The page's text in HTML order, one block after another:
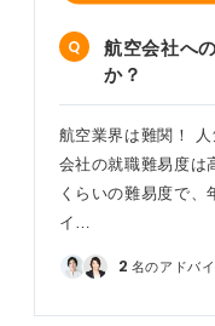
航空会社へ
か？
航空業界は難関！
会社の就職難易度は
くらいの難易度で
イ…
2 名のアドバ